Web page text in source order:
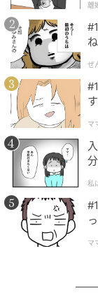
ウーマンエキサイト
■壮絶な認知
離
ぜ
マ
私
マ